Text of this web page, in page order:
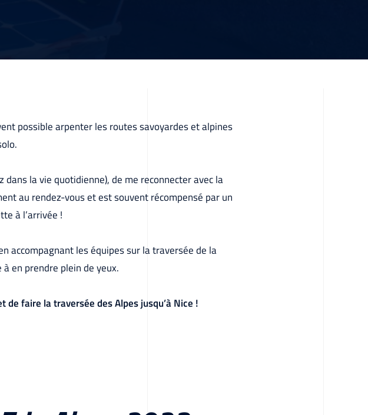
possible arpenter les routes savoyardes et alpines
la vie quotidienne), de me reconnecter avec la
au rendez-vous et est souvent récompensé par un
à l’arrivée !
accompagnant les équipes sur la traversée de la
en prendre plein de yeux.
de faire la traversée des Alpes jusqu’à Nice !